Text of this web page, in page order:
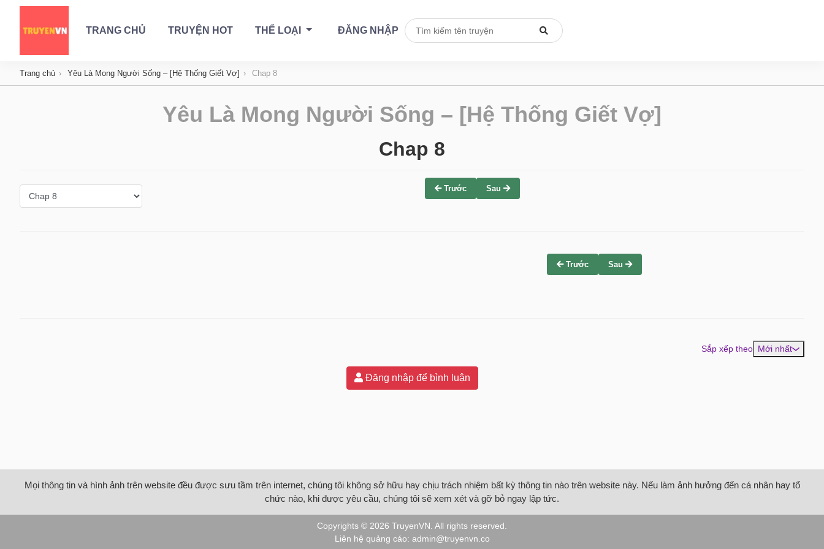
TRANG CHỦ TRUYỆN HOT THỂ LOẠI ĐĂNG NHẬP
Trang chủ Yêu Là Mong Người Sống – [Hệ Thống Giết Vợ] Chap 8
Yêu Là Mong Người Sống – [Hệ Thống Giết Vợ]
Chap 8
Trước Sau
Trước Sau
Sắp xếp theo Mới nhất
Đăng nhập để bình luận
Mọi thông tin và hình ảnh trên website đều được sưu tầm trên internet, chúng tôi không sở hữu hay chịu trách nhiệm bất kỳ thông tin nào trên website này. Nếu làm ảnh hưởng đến cá nhân hay tổ
chức nào, khi được yêu cầu, chúng tôi sẽ xem xét và gỡ bỏ ngay lập tức.
Copyrights © 2026 TruyenVN . All rights reserved.
Liên hệ quảng cáo: admin@truyenvn.co